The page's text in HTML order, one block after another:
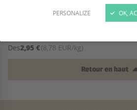
PERSONALIZE OK,
Des2,95 €(8,78 EUR/kg)
Retour en haut